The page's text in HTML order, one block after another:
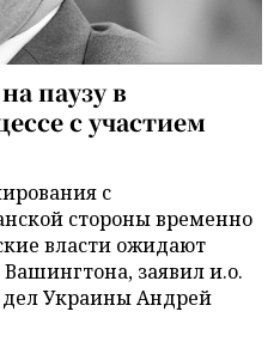
паузу в
с участием
с
стороны временно
власти ожидают
заявил и.о.
Украины Андрей